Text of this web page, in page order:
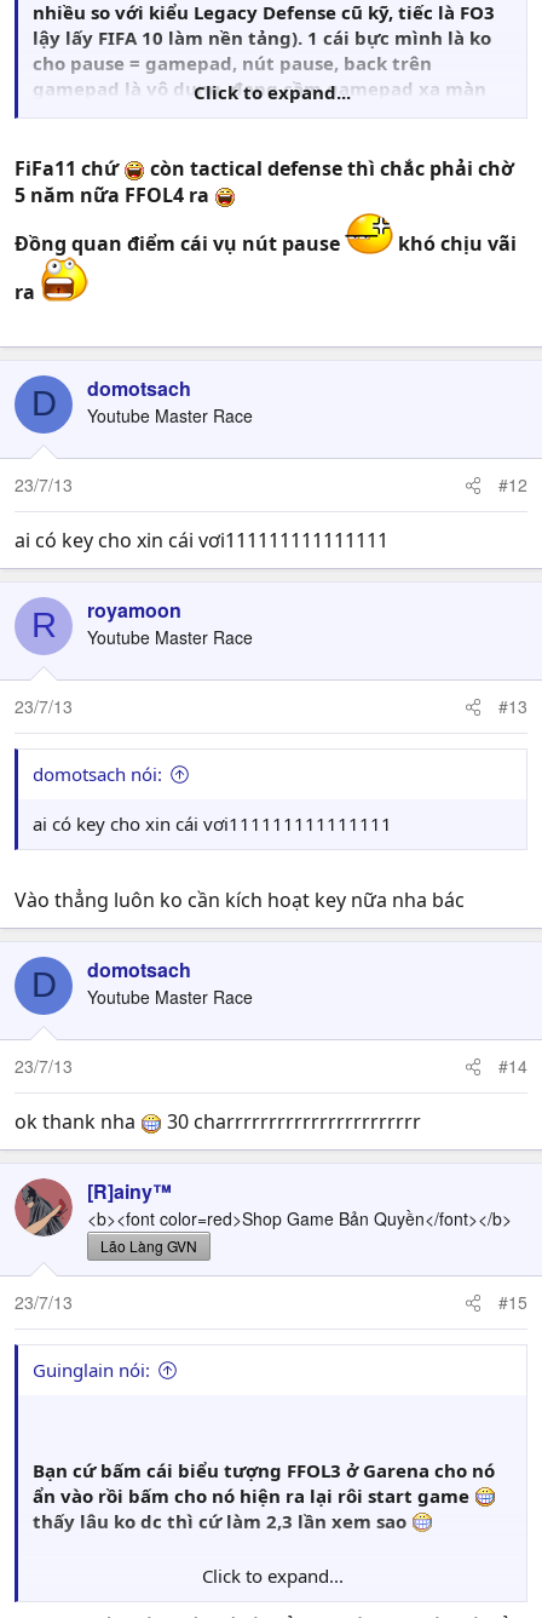
nhiều so với kiểu Legacy Defense cũ kỹ, tiếc là FO3
lậy lấy FIFA 10 làm nền tảng). 1 cái bực mình là ko
cho pause = gamepad, nút pause, back trên
gamepad là vô dụng, đang cầm gamepad xa màn
hình muốn pause phát thì phải lọ mọ chạy tới chọt
ENB nữa...vào game đá dc 1 chút là nó lại CTD báo
cái lỗi 0x015.... gì gì đó
dc ENB, hình ảnh default ảm dạm quá đá ko có
hứng, ko biết các bạn Garena có làm cho nó tương
thích dc ko nữa
FIFA 13, ko gặp vấn đề drop fps, khưng hình.
Click to expand...
FiFa11 chứ
còn tactical defense thì chắc phải chờ
5 năm nữa FFOL4 ra
Đồng quan điểm cái vụ nút pause
khó chịu vãi
ra
D domotsach
Youtube Master Race
23/7/13 #12
ai có key cho xin cái vơi111111111111111
R royamoon
Youtube Master Race
23/7/13 #13
domotsach nói:
ai có key cho xin cái vơi111111111111111
Vào thẳng luôn ko cần kích hoạt key nữa nha bác
D domotsach
Youtube Master Race
23/7/13 #14
ok thank nha 30 charrrrrrrrrrrrrrrrrrrrrrr
[R]ainy™
<b><font color=red>Shop Game Bản Quyền</font></b>
Lão Làng GVN
23/7/13 #15
Guinglain nói:
Bạn cứ bấm cái biểu tượng FFOL3 ở Garena cho nó
ẩn vào rồi bấm cho nó hiện ra lại rôi start game
thấy lâu ko dc thì cứ làm 2,3 lần xem sao
Click to expand...